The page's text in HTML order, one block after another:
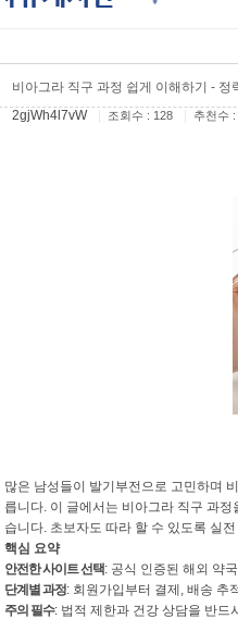
비아그라 직구 과정 쉽게 이해하기 - 정
2gjWh4l7vW
조회수 : 128 추천수 :
많은 남성들이 발기부전으로 고민하며
릅니다. 이 글에서는 비아그라 직구 과
습니다. 초보자도 따라 할 수 있도록 실
핵심 요약
안전한 사이트 선택: 공식 인증된 해외 약
단계별 과정: 회원가입부터 결제, 배송 추
주의 필수: 법적 제한과 건강 상담을 반드